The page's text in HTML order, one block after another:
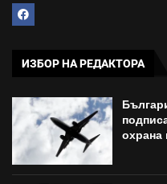
ИЗБОР НА РЕДАКТОРА
охрана